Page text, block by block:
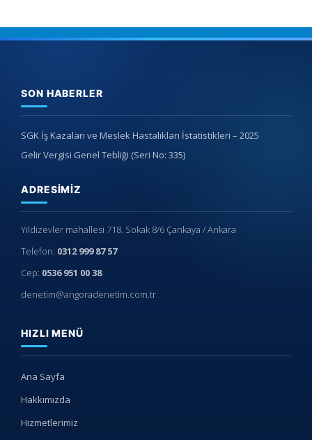
SON HABERLER
SGK İş Kazaları ve Meslek Hastalıkları İstatistikleri – 2025
Gelir Vergisi Genel Tebliği (Seri No: 335)
ADRESIMIZ
Yıldızevler mahallesi 718. Sokak 8/6 Çankaya / Ankara
Telefon: 0312 999 87 57
Cep: 0536 951 00 38
denetim@angoradenetim.com.tr
HIZLI MENÜ
Ana Sayfa
Hakkımızda
Hizmetlerimiz